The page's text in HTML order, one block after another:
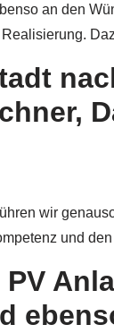
an den
wir
und